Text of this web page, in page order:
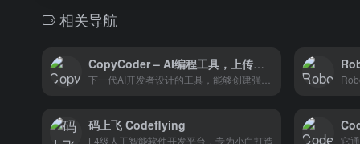
相关导航
CopyCoder – AI编程工具，上传截图或UI设计图等图像自动生成编码提示词
码上飞 Codeflying
L4级人工智能软件开发平台，专为小白打造